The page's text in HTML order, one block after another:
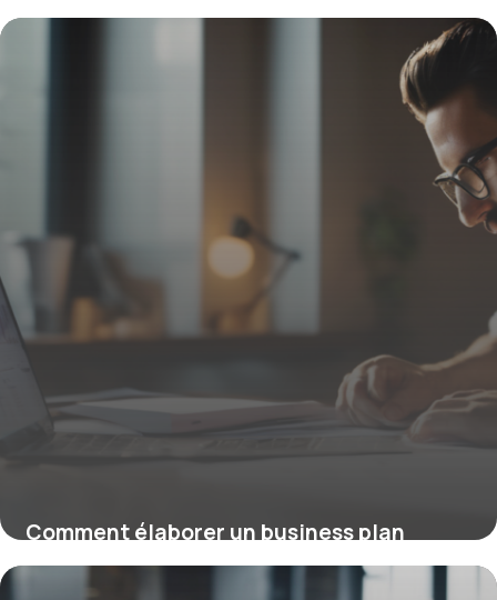
clés pour une stratégie gagnante
Comment élaborer un business plan
efficace : stratégies et conseils